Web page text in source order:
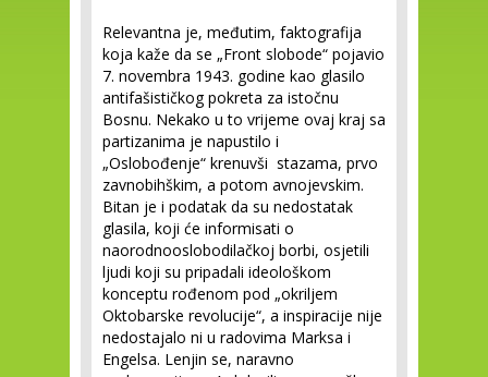
Relevantna je, međutim, faktografija
koja kaže da se „Front slobode“ pojavio
7. novembra 1943. godine kao glasilo
antifašističkog pokreta za istočnu
Bosnu. Nekako u to vrijeme ovaj kraj sa
partizanima je napustilo i
„Oslobođenje“ krenuvši stazama, prvo
zavnobihškim, a potom avnojevskim.
Bitan je i podatak da su nedostatak
glasila, koji će informisati o
naorodnooslobodilačkoj borbi, osjetili
ljudi koji su pripadali ideološkom
konceptu rođenom pod „okriljem
Oktobarske revolucije“, a inspiracije nije
nedostajalo ni u radovima Marksa i
Engelsa. Lenjin se, naravno